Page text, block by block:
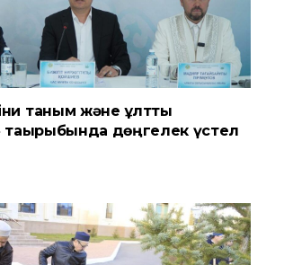
таным және ұлттық
тақырыбында дөңгелек үстел